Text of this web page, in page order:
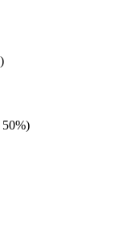
50%)